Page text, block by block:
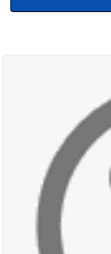
للمدينة